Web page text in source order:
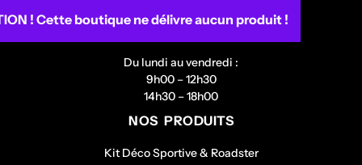
! Cette boutique ne délivre aucun produit !
Nous sommes à votre disposition au :
Du lundi au vendredi :
9h00 – 12h30
14h30 – 18h00
NOS PRODUITS
Kit Déco Sportive & Roadster